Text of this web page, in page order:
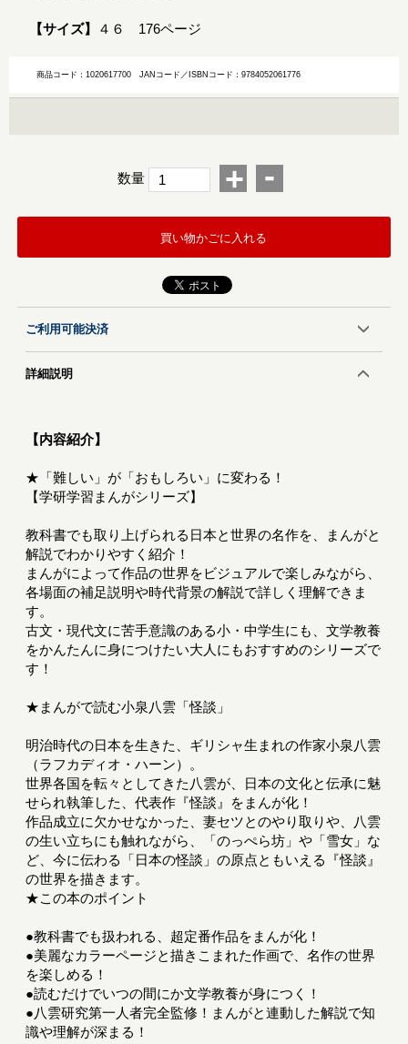
【サイズ】 ４６ 176ページ
商品コード：1020617700JANコード／ISBNコード：9784052061776
数量 + -
買い物かごに入れる
ご利用可能決済
詳細説明
【内容紹介】
★「難しい」が「おもしろい」に変わる！
【学研学習まんがシリーズ】
教科書でも取り上げられる日本と世界の名作を、まんがと
解説でわかりやすく紹介！
まんがによって作品の世界をビジュアルで楽しみながら、
各場面の補足説明や時代背景の解説で詳しく理解できま
す。
古文・現代文に苦手意識のある小・中学生にも、文学教養
をかんたんに身につけたい大人にもおすすめのシリーズで
す！
★まんがで読む小泉八雲「怪談」
明治時代の日本を生きた、ギリシャ生まれの作家小泉八雲
（ラフカディオ・ハーン）。
世界各国を転々としてきた八雲が、日本の文化と伝承に魅
せられ執筆した、代表作『怪談』をまんが化！
作品成立に欠かせなかった、妻セツとのやり取りや、八雲
の生い立ちにも触れながら、「のっぺら坊」や「雪女」な
ど、今に伝わる「日本の怪談」の原点ともいえる『怪談』
の世界を描きます。
★この本のポイント
●教科書でも扱われる、超定番作品をまんが化！
●美麗なカラーページと描きこまれた作画で、名作の世界
を楽しめる！
●読むだけでいつの間にか文学教養が身につく！
●八雲研究第一人者完全監修！まんがと連動した解説で知
識や理解が深まる！